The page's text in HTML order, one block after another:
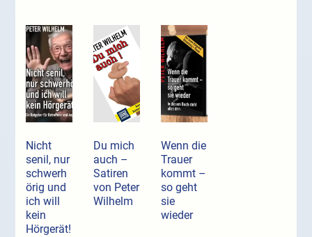
Nicht
senil, nur
schwerh
örig und
ich will
kein
Hörgerät!
Du mich
auch –
Satiren
von Peter
Wilhelm
Wenn die
Trauer
kommt –
so geht
sie
wieder